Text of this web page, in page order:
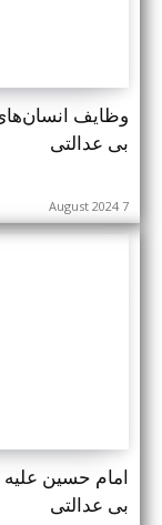
وظایف
بی عدالتی‌
7 August 2024
امام حسین علیه
بی عدالتی